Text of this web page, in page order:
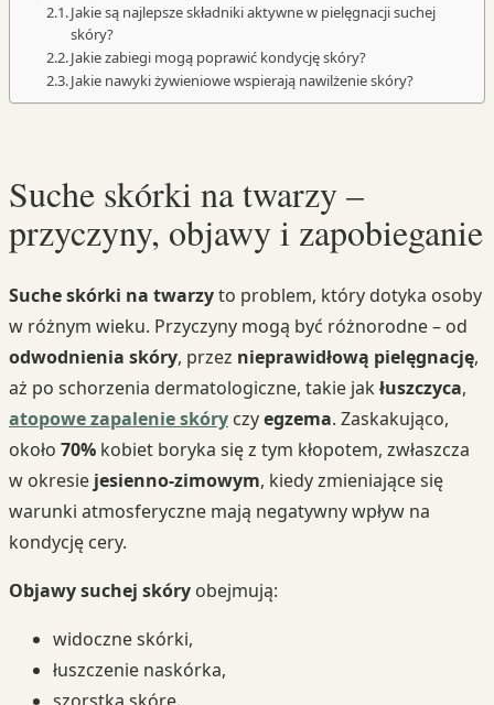
Jakie są najlepsze składniki aktywne w pielęgnacji suchej
skóry?
Jakie zabiegi mogą poprawić kondycję skóry?
Jakie nawyki żywieniowe wspierają nawilżenie skóry?
Suche skórki na twarzy –
przyczyny, objawy i zapobieganie
Suche skórki na twarzyto problem, który dotyka osoby
w różnym wieku. Przyczyny mogą być różnorodne – od
odwodnienia skóry, przez nieprawidłową pielęgnację,
aż po schorzenia dermatologiczne, takie jak łuszczyca,
atopowe zapalenie skóry czyegzema. Zaskakująco,
około 70% kobiet boryka się z tym kłopotem, zwłaszcza
w okresie jesienno-zimowym, kiedy zmieniające się
warunki atmosferyczne mają negatywny wpływ na
kondycję cery.
Objawy suchej skóry obejmują:
widoczne skórki,
łuszczenie naskórka,